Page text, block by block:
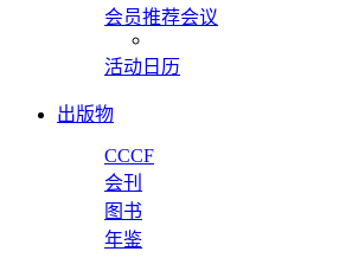
会员推荐会议
活动日历
出版物
CCCF
会刊
图书
年鉴